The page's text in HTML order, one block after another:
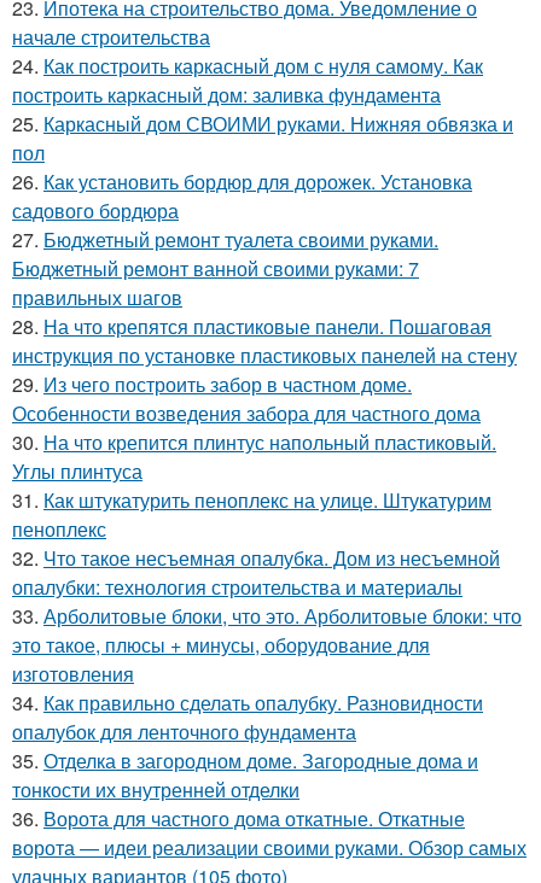
23. Ипотека на строительство дома. Уведомление о
начале строительства
24. Как построить каркасный дом с нуля самому. Как
построить каркасный дом: заливка фундамента
25. Каркасный дом СВОИМИ руками. Нижняя обвязка и
пол
26. Как установить бордюр для дорожек. Установка
садового бордюра
27. Бюджетный ремонт туалета своими руками.
Бюджетный ремонт ванной своими руками: 7
правильных шагов
28. На что крепятся пластиковые панели. Пошаговая
инструкция по установке пластиковых панелей на стену
29. Из чего построить забор в частном доме.
Особенности возведения забора для частного дома
30. На что крепится плинтус напольный пластиковый.
Углы плинтуса
31. Как штукатурить пеноплекс на улице. Штукатурим
пеноплекс
32. Что такое несъемная опалубка. Дом из несъемной
опалубки: технология строительства и материалы
33. Арболитовые блоки, что это. Арболитовые блоки: что
это такое, плюсы + минусы, оборудование для
изготовления
34. Как правильно сделать опалубку. Разновидности
опалубок для ленточного фундамента
35. Отделка в загородном доме. Загородные дома и
тонкости их внутренней отделки
36. Ворота для частного дома откатные. Откатные
ворота — идеи реализации своими руками. Обзор самых
удачных вариантов (105 фото)